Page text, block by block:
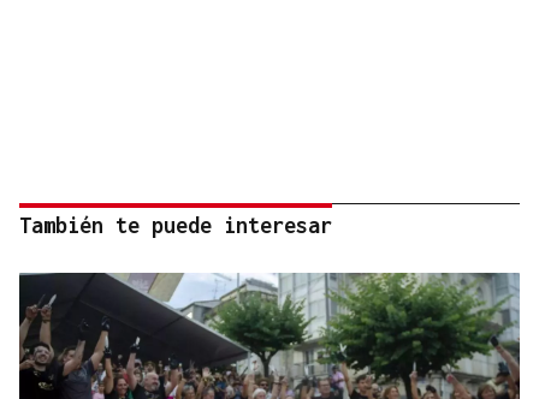
También te puede interesar